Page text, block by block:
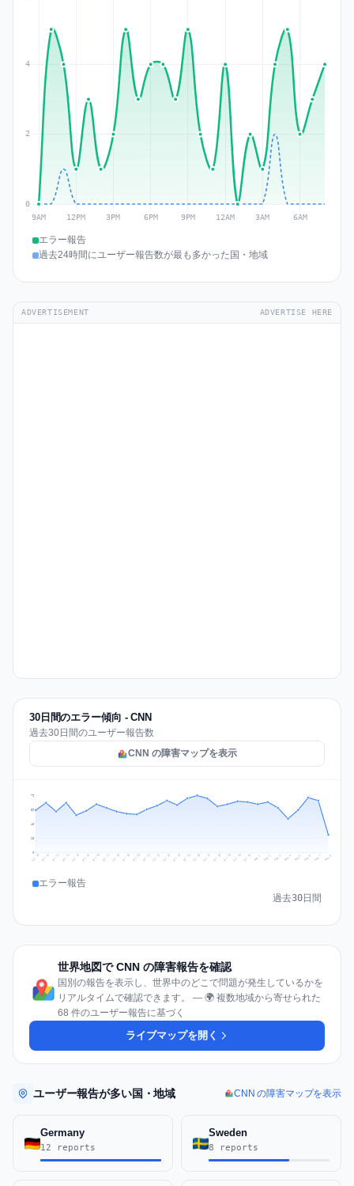
エラー報告
過去24時間にユーザー報告数が最も多かった国・地域
ADVERTISEMENT ADVERTISE HERE
30日間のエラー傾向 - CNN
過去30日間のユーザー報告数
CNN の障害マップを表示
20
40
59
79
Jul 10 Jul 11 Jul 12 Jul 13 Jul 14 Jul 15 Jul 16 Jul 17 Jul 18 Jul 19 Jul 20 Jul 21 Jul 22 Jul 23 Jul 24 Jul 25 Jul 26 Jul 27 Jul 28 Jul 29 Jul 30 Jul 31 Aug 1 Aug 2 Aug 3 Aug 4 Aug 5 Aug 6 Aug 7 Aug 8
エラー報告
過去30日間
世界地図で CNN の障害報告を確認
国別の報告を表示し、世界中のどこで問題が発生しているかを
リアルタイムで確認できます。 — 🌍 複数地域から寄せられた
68 件のユーザー報告に基づく
ライブマップを開く
ユーザー報告が多い国・地域 CNN の障害マップを表示
Germany
12 reports
Sweden
8 reports